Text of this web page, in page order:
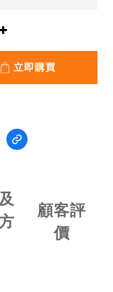
立即購買
顧客評
價